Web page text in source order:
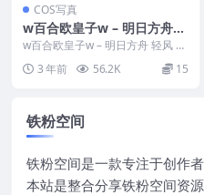
COS写真
w百合欧皇子w – 明日方舟
轻风 LB01 红
w百合欧皇子w – 明日方舟 轻风 LB
01 红 写真分类：唯美，参与模
特：w百...
3 年前 56.2K 15
铁粉空间
铁粉空间是一款专注于创作
本站是整合分享铁粉空间资